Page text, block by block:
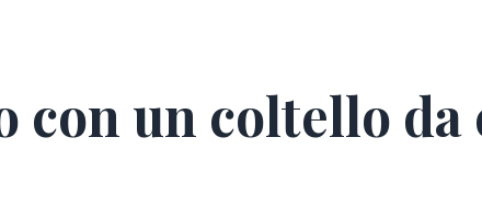
con un coltello da